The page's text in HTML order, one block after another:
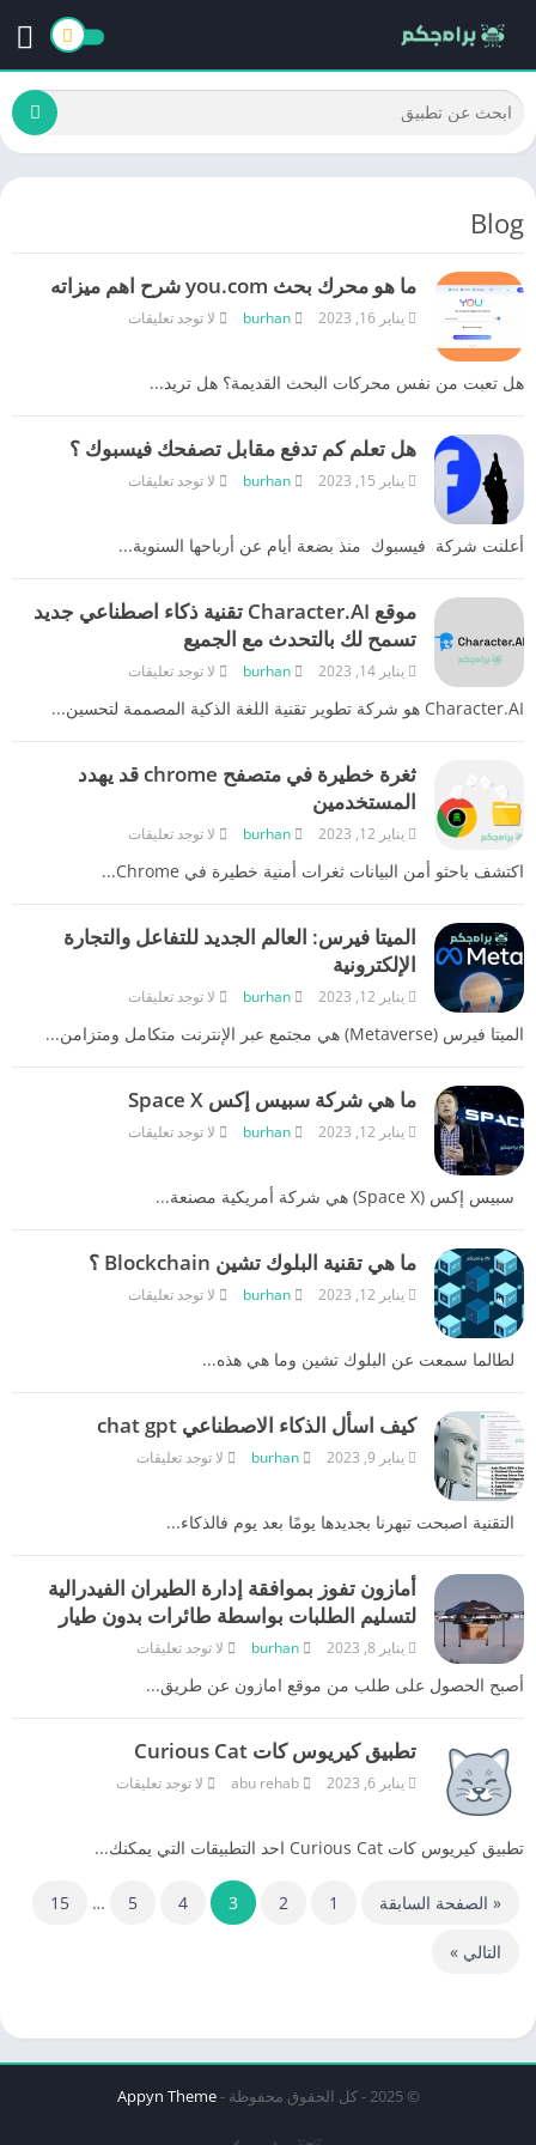
Blog
ما هو محرك بحث you.com شرح اهم ميزاته
يناير 16, 2023 burhan لا توجد تعليقات
هل تعبت من نفس محركات البحث القديمة؟ هل تريد...
هل تعلم كم تدفع مقابل تصفحك فيسبوك ؟
يناير 15, 2023 burhan لا توجد تعليقات
أعلنت شركة فيسبوك منذ بضعة أيام عن أرباحها السنوية...
موقع Character.AI تقنية ذكاء اصطناعي جديد
تسمح لك بالتحدث مع الجميع
يناير 14, 2023 burhan لا توجد تعليقات
Character.AI هو شركة تطوير تقنية اللغة الذكية المصممة لتحسين...
ثغرة خطيرة في متصفح chrome قد يهدد
المستخدمين
يناير 12, 2023 burhan لا توجد تعليقات
اكتشف باحثو أمن البيانات ثغرات أمنية خطيرة في Chrome...
الميتا فيرس: العالم الجديد للتفاعل والتجارة
الإلكترونية
يناير 12, 2023 burhan لا توجد تعليقات
الميتا فيرس (Metaverse) هي مجتمع عبر الإنترنت متكامل ومتزامن...
ما هي شركة سبيس إكس Space X
يناير 12, 2023 burhan لا توجد تعليقات
سبيس إكس (Space X) هي شركة أمريكية مصنعة...
ما هي تقنية البلوك تشين Blockchain ؟
يناير 12, 2023 burhan لا توجد تعليقات
لطالما سمعت عن البلوك تشين وما هي هذه...
كيف اسأل الذكاء الاصطناعي chat gpt
يناير 9, 2023 burhan لا توجد تعليقات
التقنية اصبحت تبهرنا بجديدها يومًا بعد يوم فالذكاء...
أمازون تفوز بموافقة إدارة الطيران الفيدرالية
لتسليم الطلبات بواسطة طائرات بدون طيار
يناير 8, 2023 burhan لا توجد تعليقات
أصبح الحصول على طلب من موقع امازون عن طريق...
تطبيق كيريوس كات Curious Cat
يناير 6, 2023 لا توجد تعليقات
تطبيق كيريوس كات Curious Cat احد التطبيقات التي يمكنك...
« الصفحة السابقة 1
2
3
4
5
…
15
التالي »
© 2025 - كل الحقوق محفوظة - Appyn Theme